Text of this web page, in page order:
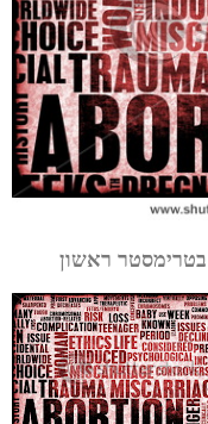
בטרימסטר ראשון